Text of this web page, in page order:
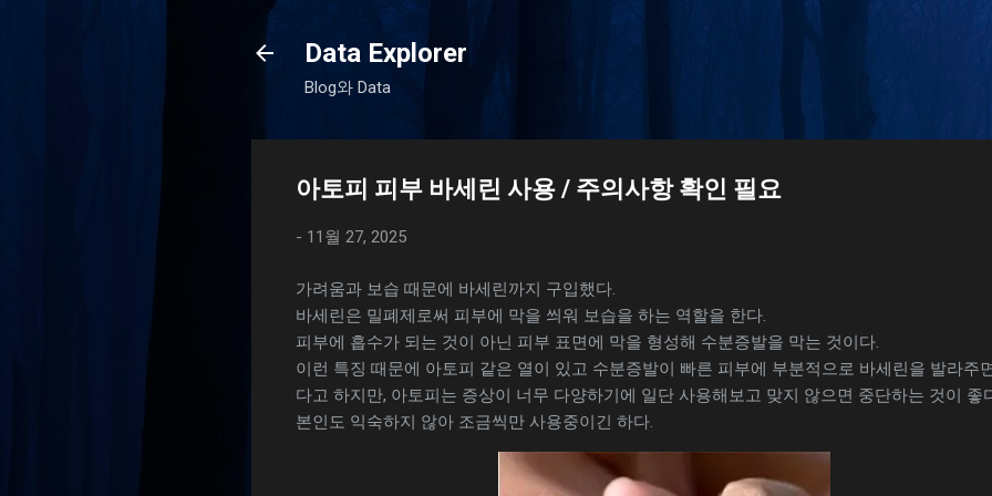
Data Explorer
Blog와 Data
아토피 피부 바세린 사용 / 주의사항 확인 필요
- 11월 27, 2025
가려움과 보습 때문에 바세린까지 구입했다.
바세린은 밀폐제로써 피부에 막을 씌워 보습을 하는 역할을 한다.
피부에 흡수가 되는 것이 아닌 피부 표면에 막을 형성해 수분증발을 막는 것이다.
이런 특징 때문에 아토피 같은 열이 있고 수분증발이 빠른 피부에 부분적으로 바세린을 발라주
다고 하지만, 아토피는 증상이 너무 다양하기에 일단 사용해보고 맞지 않으면 중단하는 것이 좋
본인도 익숙하지 않아 조금씩만 사용중이긴 하다.